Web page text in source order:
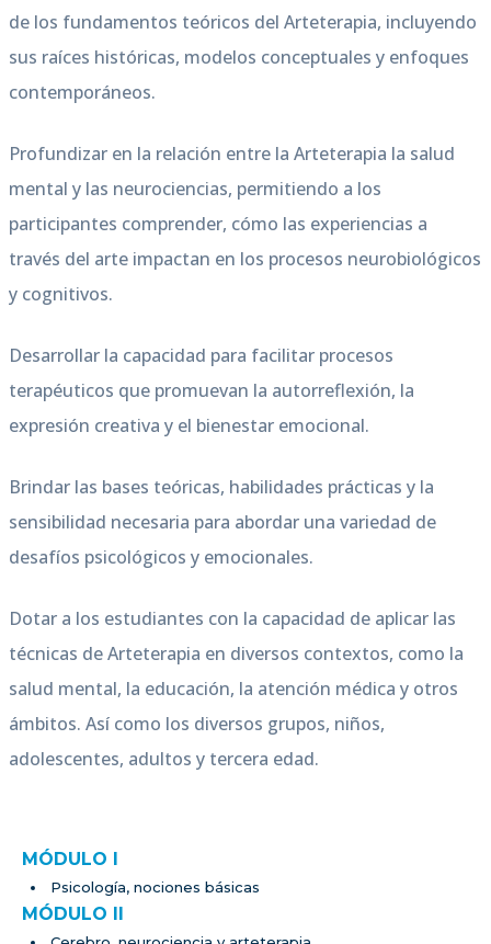
de los fundamentos teóricos del Arteterapia, incluyendo
sus raíces históricas, modelos conceptuales y enfoques
contemporáneos.
Profundizar en la relación entre la Arteterapia la salud
mental y las neurociencias, permitiendo a los
participantes comprender, cómo las experiencias a
través del arte impactan en los procesos neurobiológicos
y cognitivos.
Desarrollar la capacidad para facilitar procesos
terapéuticos que promuevan la autorreflexión, la
expresión creativa y el bienestar emocional.
Brindar las bases teóricas, habilidades prácticas y la
sensibilidad necesaria para abordar una variedad de
desafíos psicológicos y emocionales.
Dotar a los estudiantes con la capacidad de aplicar las
técnicas de Arteterapia en diversos contextos, como la
salud mental, la educación, la atención médica y otros
ámbitos. Así como los diversos grupos, niños,
adolescentes, adultos y tercera edad.
MÓDULO I
Psicología, nociones básicas
MÓDULO II